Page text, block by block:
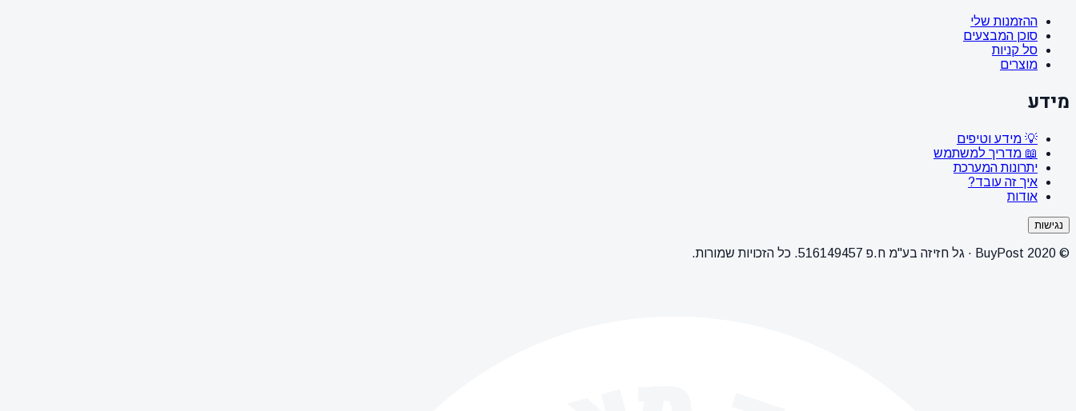
ההזמנות שלי
סוכן המבצעים
סל קניות
מוצרים
מידע
💡 מידע וטיפים
📖 מדריך למשתמש
יתרונות המערכת
איך זה עובד?
אודות
נגישות
© 2020 BuyPost · גל חזיזה בע"מ ח.פ 516149457. כל הזכויות שמורות.